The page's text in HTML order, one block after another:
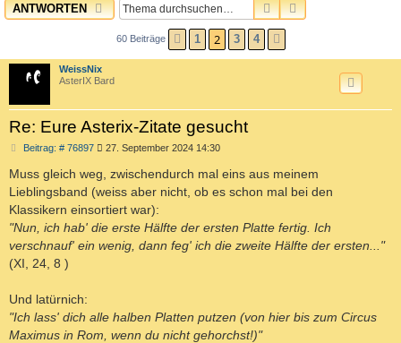
ANTWORTEN SUCHEERWEITERTE
60 Beiträge VORHERIGE
1 2 3 4
WeissNix
AsterIX Bard
Re: Eure Asterix-Zitate gesucht
Beitrag: # 76897B
i
t
r
g
27. September 2024 14:30
Muss gleich weg, zwischendurch mal eins aus meinem
Lieblingsband (weiss aber nicht, ob es schon mal bei den
Klassikern einsortiert war):
"Nun, ich hab' die erste Hälfte der ersten Platte fertig. Ich
verschnauf' ein wenig, dann feg' ich die zweite Hälfte der ersten..."
(XI, 24, 8 )
Und latürnich:
"Ich lass' dich alle halben Platten putzen (von hier bis zum Circus
Maximus in Rom, wenn du nicht gehorchst!)"